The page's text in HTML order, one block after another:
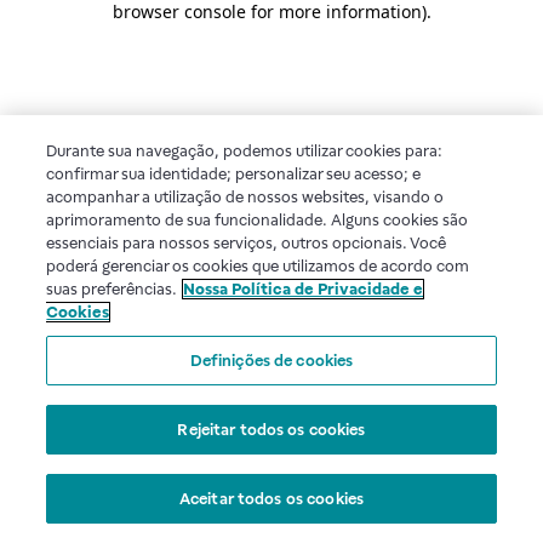
browser console for more information).
Durante sua navegação, podemos utilizar cookies para:
confirmar sua identidade; personalizar seu acesso; e
acompanhar a utilização de nossos websites, visando o
aprimoramento de sua funcionalidade. Alguns cookies são
essenciais para nossos serviços, outros opcionais. Você
poderá gerenciar os cookies que utilizamos de acordo com
suas preferências. Nossa Política de Privacidade e
Cookies
Definições de cookies
Rejeitar todos os cookies
Aceitar todos os cookies